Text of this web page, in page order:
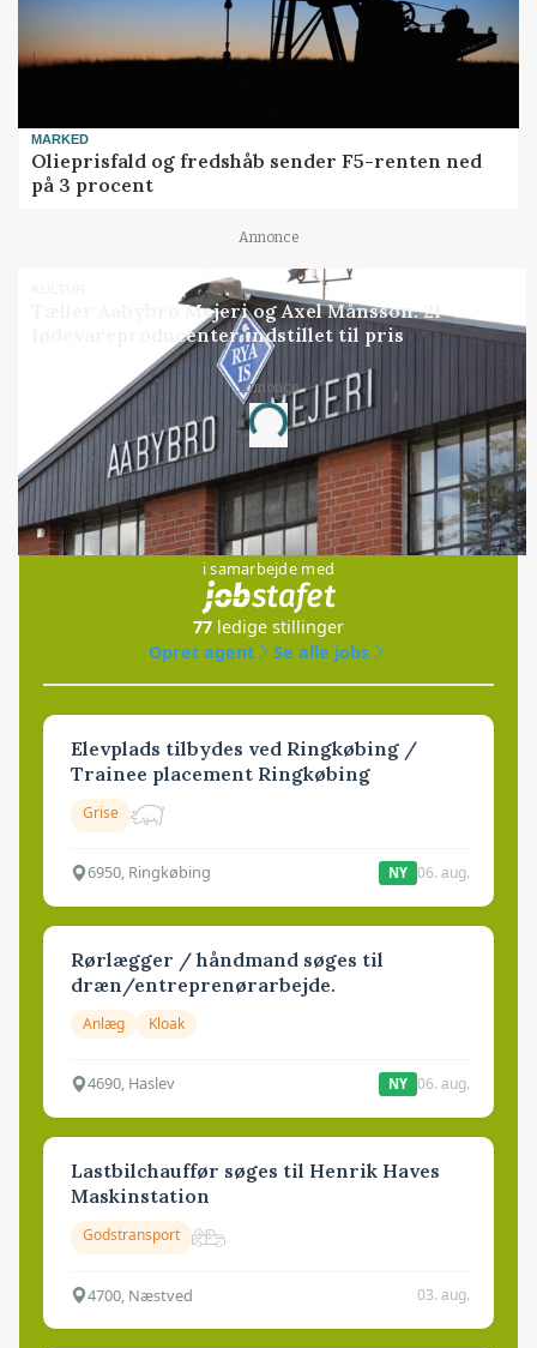
MARKED
Olieprisfald og fredshåb sender F5-renten ned
på 3 procent
Annonce
Tæller Aabybro Mejeri og Axel Månsson: 21
fødevareproducenter indstillet til pris
Annonce
Loading...
Jobs
i samarbejde med
77 ledige stillinger
Opret agent
Se alle jobs
Elevplads tilbydes ved Ringkøbing /
Trainee placement Ringkøbing
Grise
6950, Ringkøbing NY 06. aug.
Rørlægger / håndmand søges til
dræn/entreprenørarbejde.
Anlæg Kloak
4690, Haslev NY 06. aug.
Lastbilchauffør søges til Henrik Haves
Maskinstation
Godstransport
4700, Næstved 03. aug.